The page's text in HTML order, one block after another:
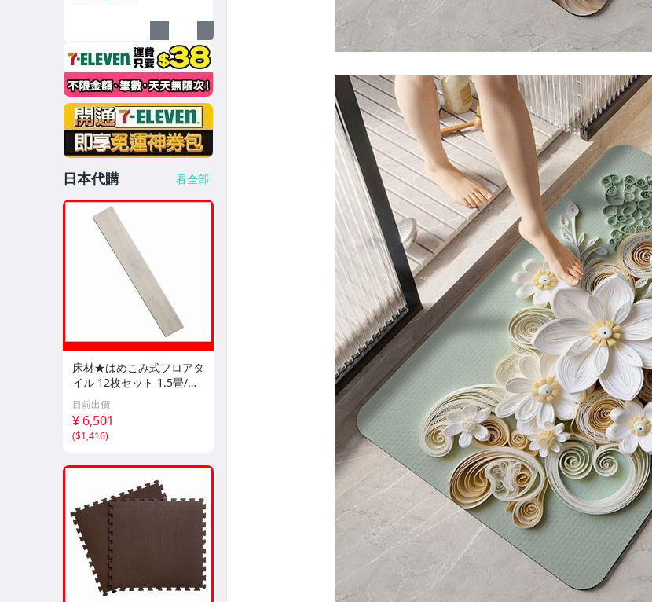
日本代購 看全部
床材★はめこみ式フロアタ
イル 12枚セット 1.5畳/木
目調 フローリング DIY 賃
貸OK/防炎 防水 抗菌 床暖
対応/ホワイトオーク/a5
目前出價
¥ 6,501
($1,416)